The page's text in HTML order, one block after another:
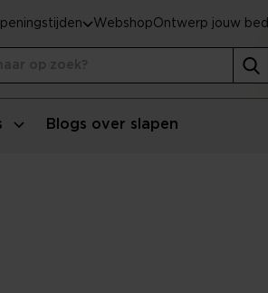
Blogs over slapen
WebshopOntwerp jouw bed